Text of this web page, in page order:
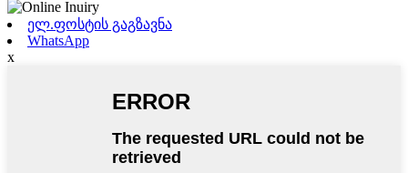
ელ.ფოსტის გაგზავნა
WhatsApp
x